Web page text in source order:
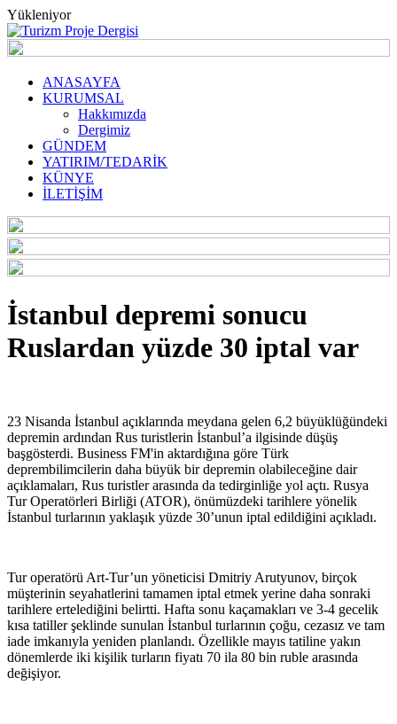
Yükleniyor
ANASAYFA
KURUMSAL
Hakkımızda
Dergimiz
GÜNDEM
YATIRIM/TEDARİK
KÜNYE
İLETİŞİM
İstanbul depremi sonucu
Ruslardan yüzde 30 iptal var
23 Nisanda İstanbul açıklarında meydana gelen 6,2 büyüklüğündeki
depremin ardından Rus turistlerin İstanbul’a ilgisinde düşüş
başgösterdi. Business FM'in aktardığına göre Türk
deprembilimcilerin daha büyük bir depremin olabileceğine dair
açıklamaları, Rus turistler arasında da tedirginliğe yol açtı. Rusya
Tur Operatörleri Birliği (ATOR), önümüzdeki tarihlere yönelik
İstanbul turlarının yaklaşık yüzde 30’unun iptal edildiğini açıkladı.
Tur operatörü Art-Tur’un yöneticisi Dmitriy Arutyunov, birçok
müşterinin seyahatlerini tamamen iptal etmek yerine daha sonraki
tarihlere ertelediğini belirtti. Hafta sonu kaçamakları ve 3-4 gecelik
kısa tatiller şeklinde sunulan İstanbul turlarının çoğu, cezasız ve tam
iade imkanıyla yeniden planlandı. Özellikle mayıs tatiline yakın
dönemlerde iki kişilik turların fiyatı 70 ila 80 bin ruble arasında
değişiyor.